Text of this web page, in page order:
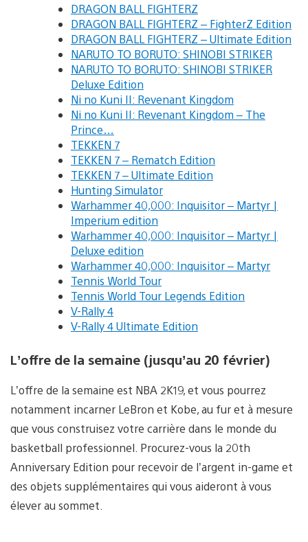
DRAGON BALL FIGHTERZ
DRAGON BALL FIGHTERZ – FighterZ Edition
DRAGON BALL FIGHTERZ – Ultimate Edition
NARUTO TO BORUTO: SHINOBI STRIKER
NARUTO TO BORUTO: SHINOBI STRIKER
Deluxe Edition
Ni no Kuni II: Revenant Kingdom
Ni no Kuni II: Revenant Kingdom – The
Prince…
TEKKEN 7
TEKKEN 7 – Rematch Edition
TEKKEN 7 – Ultimate Edition
Hunting Simulator
Warhammer 40,000: Inquisitor – Martyr |
Imperium edition
Warhammer 40,000: Inquisitor – Martyr |
Deluxe edition
Warhammer 40,000: Inquisitor – Martyr
Tennis World Tour
Tennis World Tour Legends Edition
V-Rally 4
V-Rally 4 Ultimate Edition
L’offre de la semaine (jusqu’au 20 février)
L’offre de la semaine est NBA 2K19, et vous pourrez
notamment incarner LeBron et Kobe, au fur et à mesure
que vous construisez votre carrière dans le monde du
basketball professionnel. Procurez-vous la 20th
Anniversary Edition pour recevoir de l’argent in-game et
des objets supplémentaires qui vous aideront à vous
élever au sommet.